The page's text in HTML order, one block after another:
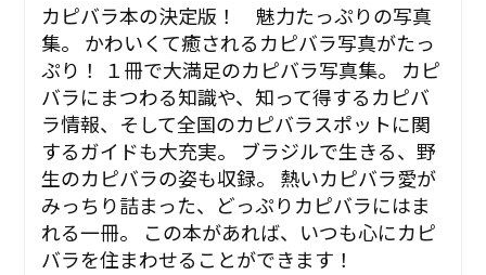
カピバラ本の決定版！ 魅力たっぷりの写真
集。 かわいくて癒されるカピバラ写真がたっ
ぷり！ １冊で大満足のカピバラ写真集。 カピ
バラにまつわる知識や、知って得するカピバ
ラ情報、そして全国のカピバラスポットに関
するガイドも大充実。 ブラジルで生きる、野
生のカピバラの姿も収録。 熱いカピバラ愛が
みっちり詰まった、どっぷりカピバラにはま
れる一冊。 この本があれば、いつも心にカピ
バラを住まわせることができます！